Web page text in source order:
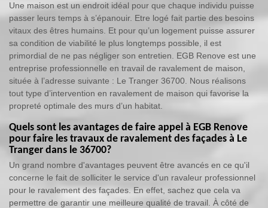
Une maison est un endroit idéal pour que chaque individu puisse
passer leurs temps à s’épanouir. Etre logé fait partie des besoins
vitaux des êtres humains. Et pour qu’un logement puisse assurer
sa condition de viabilité le plus longtemps possible, il est
primordial de ne pas négliger son entretien. EGB Renove est une
entreprise professionnelle en travail de ravalement de maison,
située à l’adresse suivante : Le Tranger 36700. Nous réalisons
tout type d’intervention en ravalement de maison qui favorise la
propreté optimale des murs d’un habitat.
Quels sont les avantages de faire appel à EGB Renove
pour faire les travaux de ravalement des façades à Le
Tranger dans le 36700?
Un grand nombre d'avantages peuvent être avancés en ce qu'il
concerne le fait de solliciter le service d'un ravaleur professionnel
pour le ravalement des façades. En effet, sachez que cela va
permettre de garantir une meilleure qualité de travail. À côté de